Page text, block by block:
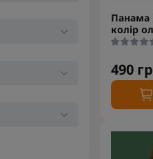
Панама
колір
490